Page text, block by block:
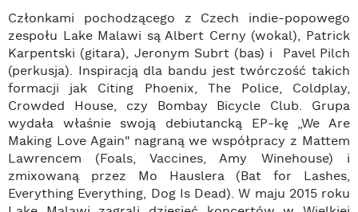
Członkami pochodzącego z Czech indie-popowego
zespołu Lake Malawi są Albert Cerny (wokal), Patrick
Karpentski (gitara), Jeronym Subrt (bas) i Pavel Pilch
(perkusja). Inspiracją dla bandu jest twórczość takich
formacji jak Citing Phoenix, The Police, Coldplay,
Crowded House, czy Bombay Bicycle Club. Grupa
wydała właśnie swoją debiutancką EP-kę „We Are
Making Love Again" nagraną we współpracy z Mattem
Lawrencem (Foals, Vaccines, Amy Winehouse) i
zmixowaną przez Mo Hauslera (Bat for Lashes,
Everything Everything, Dog Is Dead). W maju 2015 roku